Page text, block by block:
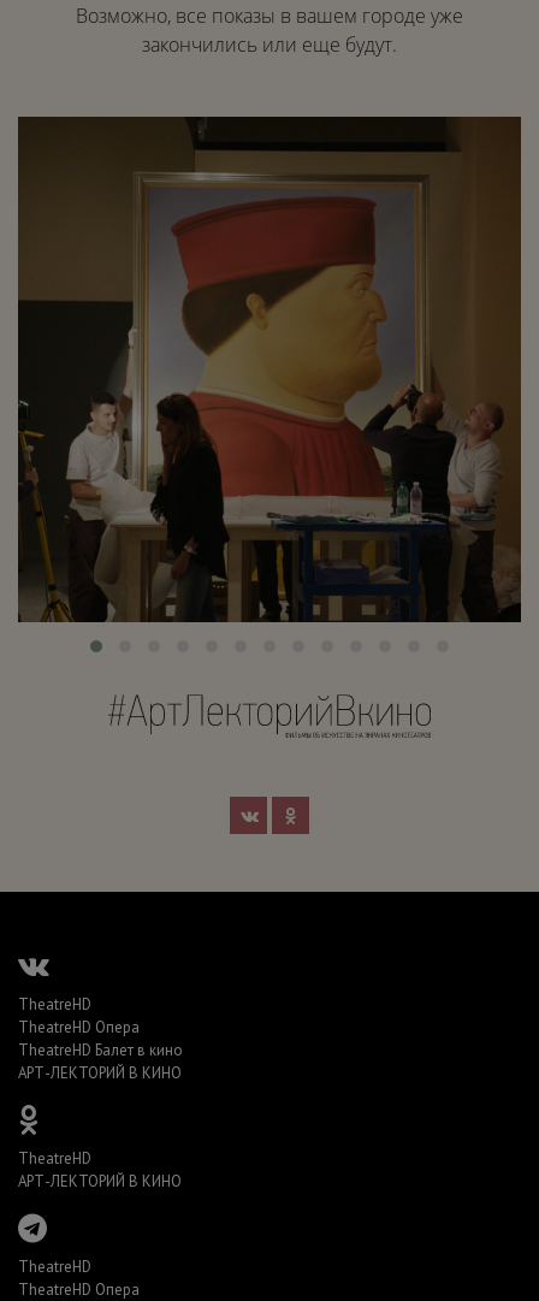
Возможно, все показы в вашем городе уже
закончились или еще будут.
TheatreHD
TheatreHD Опера
TheatreHD Балет в кино
АРТ-ЛЕКТОРИЙ В КИНО
TheatreHD
АРТ-ЛЕКТОРИЙ В КИНО
TheatreHD
TheatreHD Опера